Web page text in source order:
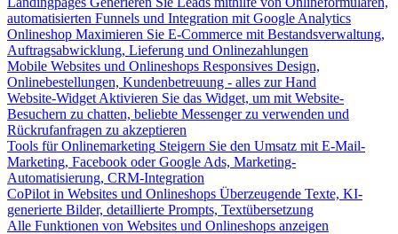
automatisierten Funnels und Integration mit Google Analytics
Onlineshop Maximieren Sie E-Commerce mit Bestandsverwaltung,
Auftragsabwicklung, Lieferung und Onlinezahlungen
Mobile Websites und Onlineshops Responsives Design,
Onlinebestellungen, Kundenbetreuung - alles zur Hand
Website-Widget Aktivieren Sie das Widget, um mit Website-
Besuchern zu chatten, beliebte Messenger zu verwenden und
Rückrufanfragen zu akzeptieren
Tools für Onlinemarketing Steigern Sie den Umsatz mit E-Mail-
Marketing, Facebook oder Google Ads, Marketing-
Automatisierung, CRM-Integration
CoPilot in Websites und Onlineshops Überzeugende Texte, KI-
generierte Bilder, detaillierte Prompts, Textübersetzung
Alle Funktionen von Websites und Onlineshops anzeigen